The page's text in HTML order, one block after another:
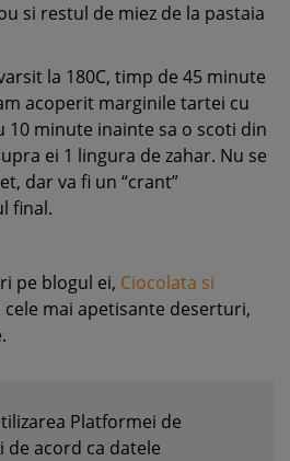
si restul de miez de la pastaia
la 180C, timp de 45 minute
acoperit marginile tartei cu
10 minute inainte sa o scoti din
ei 1 lingura de zahar. Nu se
dar va fi un “crant”
final.
pe blogul ei, Ciocolata si
cele mai apetisante deserturi,
Platformei de
acord ca datele